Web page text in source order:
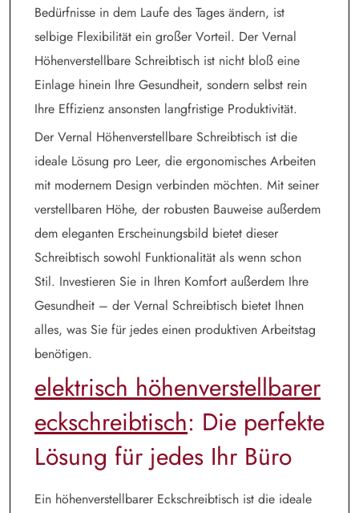
Bedürfnisse in dem Laufe des Tages ändern, ist
selbige Flexibilität ein großer Vorteil. Der Vernal
Höhenverstellbare Schreibtisch ist nicht bloß eine
Einlage hinein Ihre Gesundheit, sondern selbst rein
Ihre Effizienz ansonsten langfristige Produktivität.
Der Vernal Höhenverstellbare Schreibtisch ist die
ideale Lösung pro Leer, die ergonomisches Arbeiten
mit modernem Design verbinden möchten. Mit seiner
verstellbaren Höhe, der robusten Bauweise außerdem
dem eleganten Erscheinungsbild bietet dieser
Schreibtisch sowohl Funktionalität als wenn schon
Stil. Investieren Sie in Ihren Komfort außerdem Ihre
Gesundheit – der Vernal Schreibtisch bietet Ihnen
alles, was Sie für jedes einen produktiven Arbeitstag
benötigen.
elektrisch höhenverstellbarer
eckschreibtisch: Die perfekte
Lösung für jedes Ihr Büro
Ein höhenverstellbarer Eckschreibtisch ist die ideale